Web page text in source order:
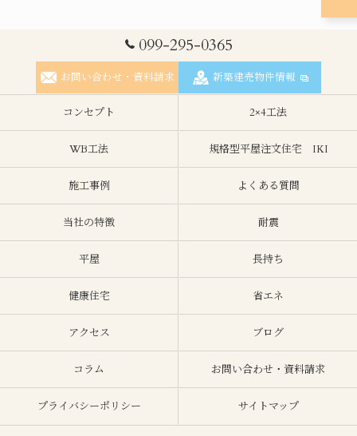
099-295-0365
お問い合わせ・資料請求 新築建売物件情報
コンセプト 2×4工法
WB工法 規格型平屋注文住宅 IKI
施工事例 よくある質問
当社の特徴 耐震
平屋 長持ち
健康住宅 省エネ
アクセス ブログ
コラム お問い合わせ・資料請求
プライバシーポリシー サイトマップ